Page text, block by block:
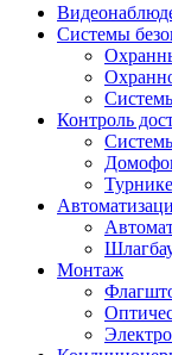
Системы
Контроль
Монтаж